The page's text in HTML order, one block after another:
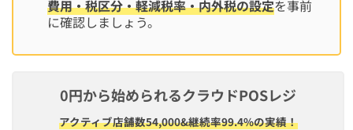
費用・税区分・軽減税率・内外税の設定を事前
に確認しましょう。
0円から始められるクラウドPOSレジ
アクティブ店舗数54,000&継続率99.4%の実績！